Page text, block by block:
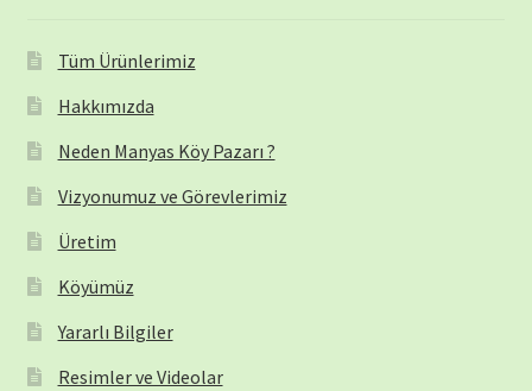
Tüm Ürünlerimiz
Hakkımızda
Neden Manyas Köy Pazarı ?
Vizyonumuz ve Görevlerimiz
Üretim
Köyümüz
Yararlı Bilgiler
Resimler ve Videolar